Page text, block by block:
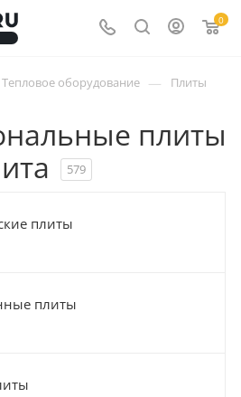
0
Тепловое оборудование — Плиты
плиты
579
плиты
плиты